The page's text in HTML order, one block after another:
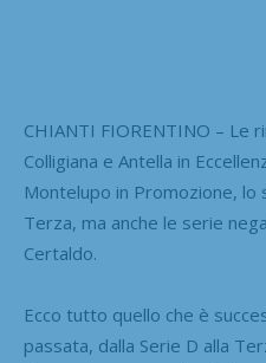
CHIANTI FIORENTINO – Le
Colligiana e Antella in
Montelupo in Promozione, lo
Terza, ma anche le serie
Certaldo.
Ecco tutto quello che è
passata, dalla Serie D alla